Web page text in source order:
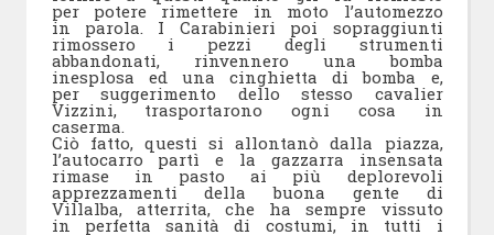
per potere rimettere in moto l’automezzo
in parola. I Carabinieri poi sopraggiunti
rimossero i pezzi degli strumenti
abbandonati, rinvennero una bomba
inesplosa ed una cinghietta di bomba e,
per suggerimento dello stesso cavalier
Vizzini, trasportarono ogni cosa in
caserma.
Ciò fatto, questi si allontanò dalla piazza,
l’autocarro partì e la gazzarra insensata
rimase in pasto ai più deplorevoli
apprezzamenti della buona gente di
Villalba, atterrita, che ha sempre vissuto
in perfetta sanità di costumi, in tutti i